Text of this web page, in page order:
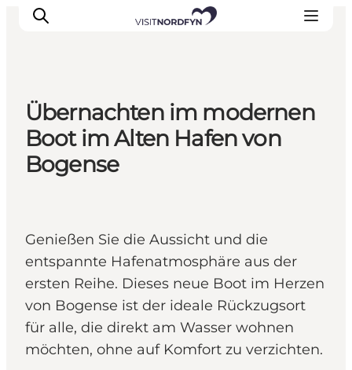
Erleben
Eventkalender
Essen und Trinken
Für Kinder
Übernachten im modernen
Boot im Alten Hafen von
Bogense
Genießen Sie die Aussicht und die
entspannte Hafenatmosphäre aus der
ersten Reihe. Dieses neue Boot im Herzen
von Bogense ist der ideale Rückzugsort
für alle, die direkt am Wasser wohnen
möchten, ohne auf Komfort zu verzichten.